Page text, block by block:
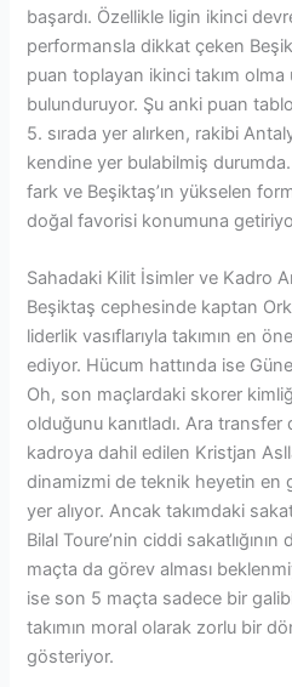
başardı. Özellikle ligin ikinci
performansla dikkat çeken
puan toplayan ikinci takım olma
bulunduruyor. Şu anki puan
5. sırada yer alırken, rakibi
kendine yer bulabilmiş
fark ve Beşiktaş’ın yükselen
doğal favorisi konumuna
Sahadaki Kilit İsimler ve Kadro
Beşiktaş cephesinde kaptan
liderlik vasıflarıyla takımın en
ediyor. Hücum hattında ise
Oh, son maçlardaki skorer
olduğunu kanıtladı. Ara transfer
kadroya dahil edilen Kristjan
dinamizmi de teknik heyetin en
yer alıyor. Ancak takımdaki
Bilal Toure’nin ciddi
maçta da görev alması
ise son 5 maçta sadece bir
takımın moral olarak zorlu bir
gösteriyor.